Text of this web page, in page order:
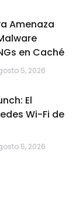
Amenaza
en Caché
5, 2026
El
Wi-Fi de
5, 2026